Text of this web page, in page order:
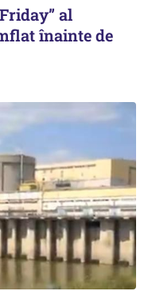
al
înainte de